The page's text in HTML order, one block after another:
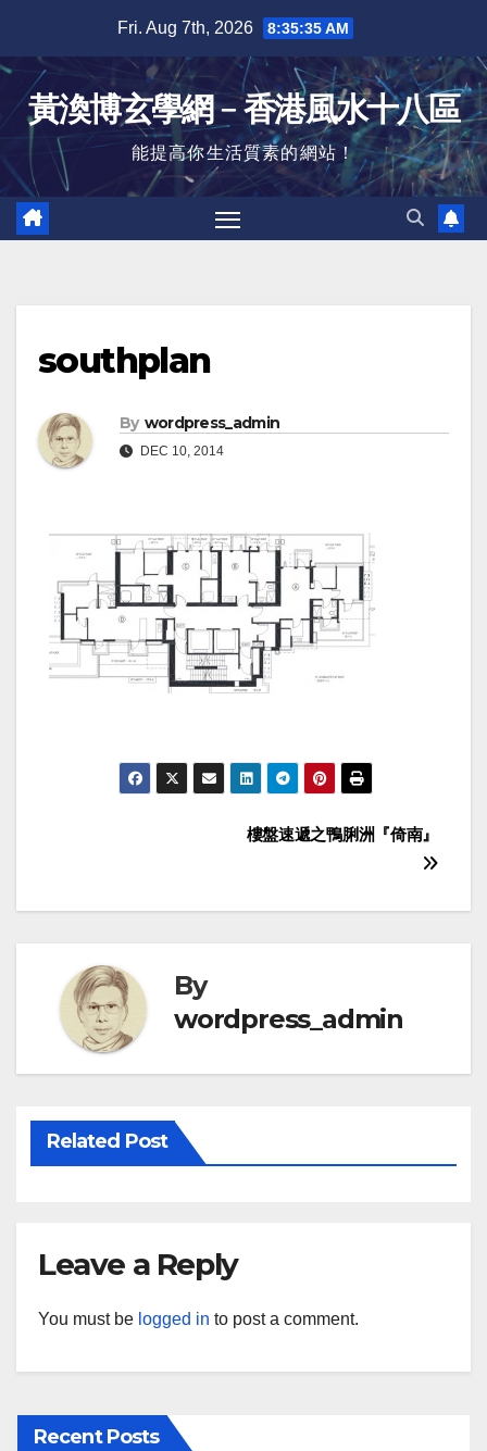
content
Fri. Aug 7th, 2026 8:35:35 AM
黃渙博玄學網﹣香港風水十八區
能提高你生活質素的網站！
southplan
By wordpress_admin
DEC 10, 2014
樓盤速遞之鴨脷洲『倚南』
By
wordpress_admin
Related Post
Leave a Reply
You must be logged in to post a comment.
Recent Posts